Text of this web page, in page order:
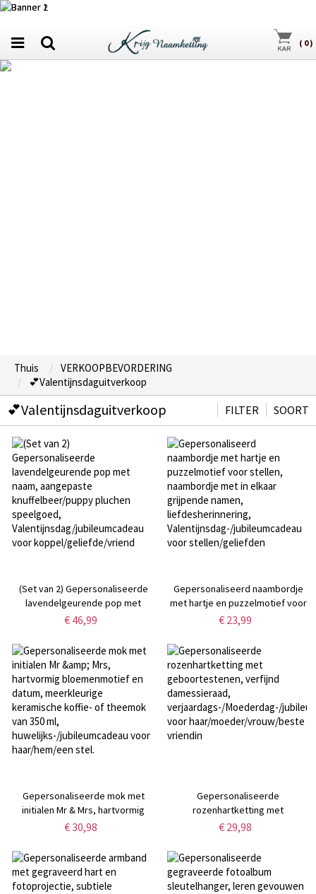
( 0)
Thuis
VERKOOPBEVORDERING
💕Valentijnsdaguitverkoop
💕Valentijnsdaguitverkoop SOORT
FILTER
(Set van 2) Gepersonaliseerde
lavendelgeurende pop met
naam, aangepaste
speelgoed,
Valentijnsdag/jubileumcadeau
voor koppel/geliefde/vriend
€ 46,99
Gepersonaliseerd naambordje
met hartje en puzzelmotief voor
stellen, naambordje met in elkaar
liefdesherinnering,
Valentijnsdag-/jubileumcadeau
voor stellen/geliefden
€ 23,99
Gepersonaliseerde mok met
initialen Mr & Mrs, hartvormig
bloemenmotief en datum,
of theemok van 350 ml,
huwelijks-/jubileumcadeau voor
haar/hem/een stel.
€ 30,98
Gepersonaliseerde
rozenhartketting met
geboortestenen, verfijnd
verjaardags-/Moederdag-/
voor haar/moeder/vrouw/beste
vriendin
€ 29,98